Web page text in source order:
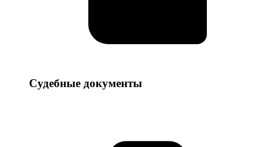
Судебные
Судебные документы